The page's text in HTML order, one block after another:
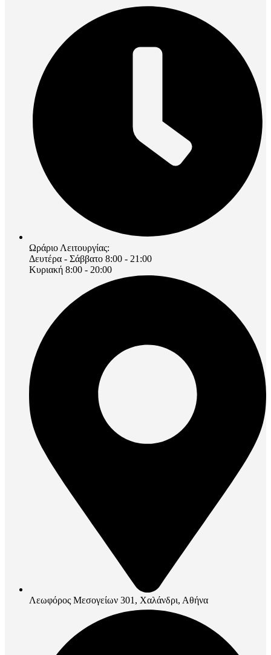
Ωράριο Λειτουργίας:
Δευτέρα - Σάββατο 8:00 - 21:00
Κυριακή 8:00 - 20:00
Λεωφόρος Μεσογείων 301, Χαλάνδρι, Αθήνα